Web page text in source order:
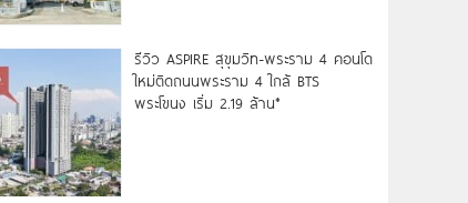
รีวิว ASPIRE สุขุมวิท-พระราม 4 คอนโด
ใหม่ติดถนนพระราม 4 ใกล้ BTS
พระโขนง เริ่ม 2.19 ล้าน*